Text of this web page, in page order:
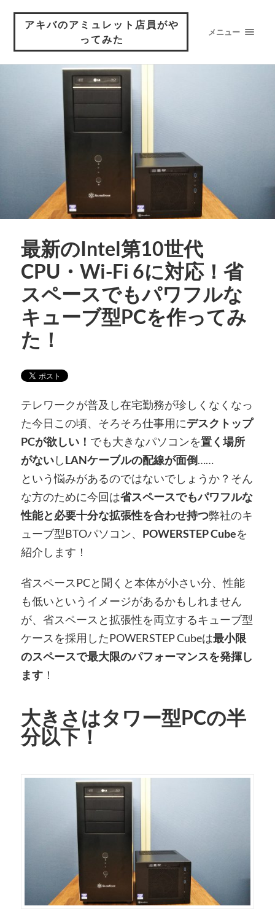
アキバのアミュレット店員がや
ってみた
メニュー
最新のIntel第10世代
CPU・Wi-Fi 6に対応！省
スペースでもパワフルな
キューブ型PCを作ってみ
た！
テレワークが普及し在宅勤務が珍しくなくなっ
た今日この頃、そろそろ仕事用にデスクトップ
PCが欲しい！ でも大きなパソコンを置く場所
がないしLANケーブルの配線が面倒……
という悩みがあるのではないでしょうか？そん
な方のために今回は省スペースでもパワフルな
性能と必要十分な拡張性を合わせ持つ弊社のキ
ューブ型BTOパソコン、 POWERSTEP Cubeを
紹介します！
省スペースPCと聞くと本体が小さい分、性能
も低いというイメージがあるかもしれません
が、省スペースと拡張性を両立するキューブ型
ケースを採用したPOWERSTEP Cubeは最小限
のスペースで最大限のパフォーマンスを発揮し
ます！
大きさはタワー型PCの半
分以下！